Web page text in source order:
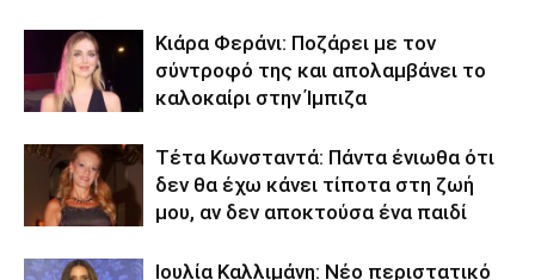
Κιάρα Φεράνι: Ποζάρει με τον
σύντροφό της και απολαμβάνει το
καλοκαίρι στην Ίμπιζα
Τέτα Κωνσταντά: Πάντα ένιωθα ότι
δεν θα έχω κάνει τίποτα στη ζωή
μου, αν δεν αποκτούσα ένα παιδί
Ιουλία Καλλιμάνη: Νέο περιστατικό